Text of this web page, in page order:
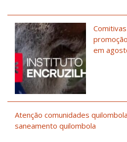
em
Atenção comunidades
saneamento quilombola